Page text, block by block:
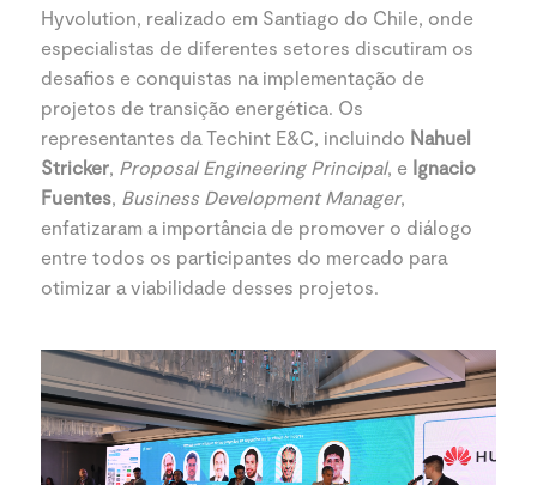
Hyvolution, realizado em Santiago do Chile, onde
especialistas de diferentes setores discutiram os
desafios e conquistas na implementação de
projetos de transição energética. Os
representantes da Techint E&C, incluindo Nahuel
Stricker, Proposal Engineering Principal, e Ignacio
Fuentes, Business Development Manager,
enfatizaram a importância de promover o diálogo
entre todos os participantes do mercado para
otimizar a viabilidade desses projetos.